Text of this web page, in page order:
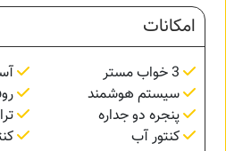
امکانات
سیستم هوشمند
پنجره دو جداره
کنتور آب